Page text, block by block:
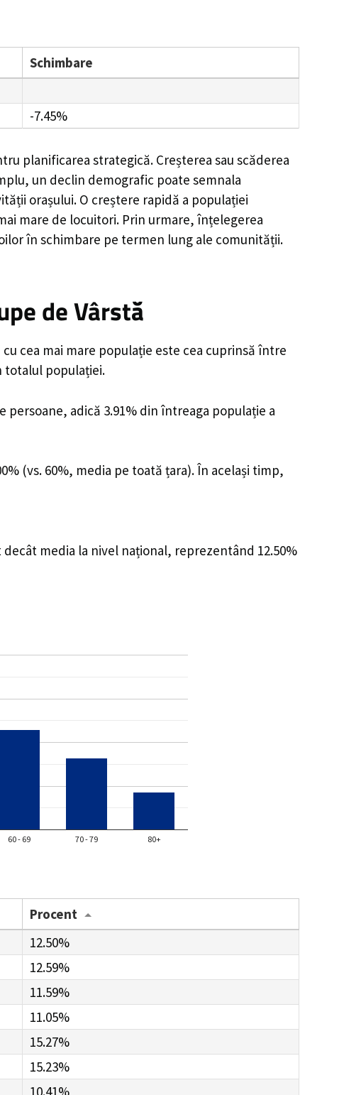
Schimbare
-7.45%
planificarea strategică. Creșterea sau scăderea
un declin demografic poate semnala
orașului. O creștere rapidă a populației
mare de locuitori. Prin urmare, înțelegerea
în schimbare pe termen lung ale comunității.
de Vârstă
cea mai mare populație este cea cuprinsă între
totalul populației.
persoane, adică 3.91% din întreaga populație a
(vs. 60%, media pe toată țara). În același timp,
media la nivel național, reprezentând 12.50%
60 - 69 70 - 79 80+
Procent
12.50%
12.59%
11.59%
11.05%
15.27%
15.23%